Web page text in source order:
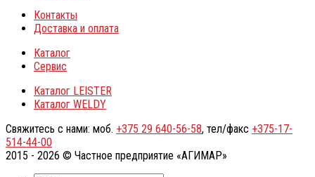
Контакты
Доставка и оплата
Каталог
Сервис
Каталог LEISTER
Каталог WELDY
Свяжитесь с нами: моб. +375 29 640-56-58, тел/факс +375-17-
514-44-00
2015 - 2026 © Частное предприятие «АГИМАР»